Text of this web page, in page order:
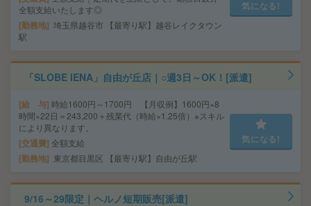
全額支給いたします◎
勤務地 埼玉県越谷市 【最寄り駅】越谷レイクタウン
駅
気になる!
「SLOBE IENA」自由が丘店｜○週3日～OK！[派遣]
給 与 時給1600円～1700円 【月収例】1600円×8
時間×22日＝243,200＋残業代（時給×1.25倍）※スキル
により異なります。
交通費 全額支給
勤務地 東京都目黒区 【最寄り駅】自由が丘駅
気になる!
9/16～29限定｜ヘルノ短期販売[派遣]